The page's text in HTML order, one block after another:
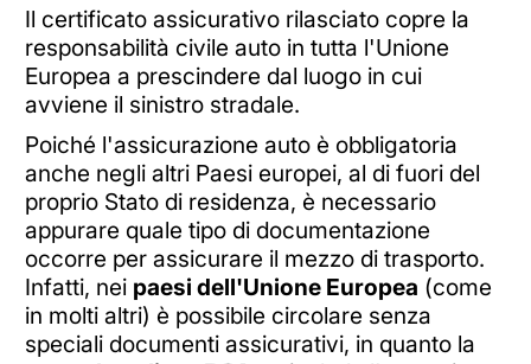
Il certificato assicurativo rilasciato copre la
responsabilità civile auto in tutta l'Unione
Europea a prescindere dal luogo in cui
avviene il sinistro stradale.
Poiché l'assicurazione auto è obbligatoria
anche negli altri Paesi europei, al di fuori del
proprio Stato di residenza, è necessario
appurare quale tipo di documentazione
occorre per assicurare il mezzo di trasporto.
Infatti, nei paesi dell'Unione Europea (come
in molti altri) è possibile circolare senza
speciali documenti assicurativi, in quanto la